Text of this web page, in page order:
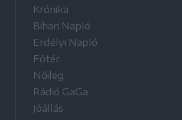
Krónika
Bihari Napló
Erdélyi Napló
Főtér
Nőileg
Rádió GaGa
Jóállás